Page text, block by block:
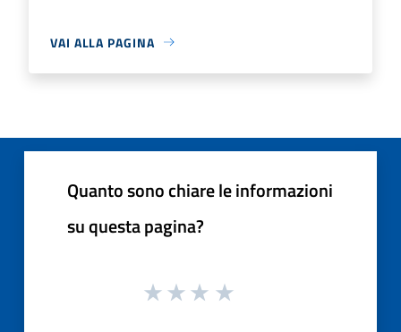
VAI ALLA PAGINA
Quanto sono chiare le informazioni
su questa pagina?